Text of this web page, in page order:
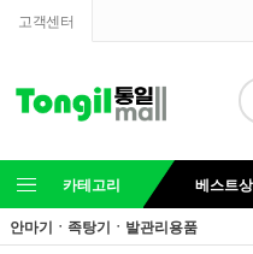
고객센터
카테고리 베스트
안마기ㆍ족탕기ㆍ발관리용품